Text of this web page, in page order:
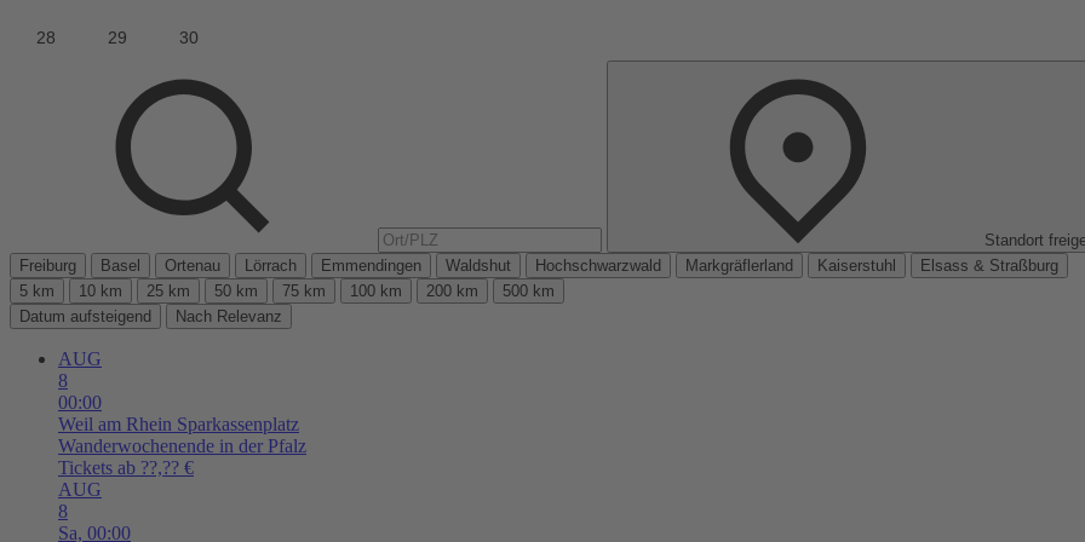
Standort
Freiburg
Basel Ortenau Lörrach Emmendingen Waldshut Hochschwarzwald Markgräflerland Kaiserstuhl
Elsass & Straßburg
5 km
10 km 25 km 50 km 75 km 100 km 200 km
500 km
Datum aufsteigend
Nach Relevanz
AUG
8
00:00
Weil am Rhein Sparkassenplatz
Wanderwochenende in der Pfalz
Tickets ab ??,?? €
AUG
8
Sa, 00:00